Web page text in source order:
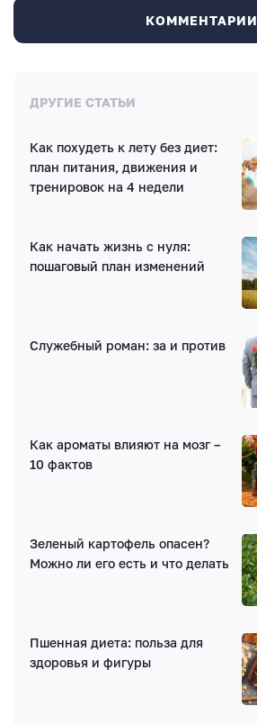
КОММЕНТАРИИ
Нет комментариев
Имя*
Получать уведомления об ответах
Введите код:
ДРУГИЕ СТАТЬИ
Как похудеть к лету без диет:
план питания, движения и
тренировок на 4 недели
Как начать жизнь с нуля:
пошаговый план изменений
Служебный роман: за и против
Как ароматы влияют на мозг –
10 фактов
Зеленый картофель опасен?
Можно ли его есть и что делать
Пшенная диета: польза для
здоровья и фигуры